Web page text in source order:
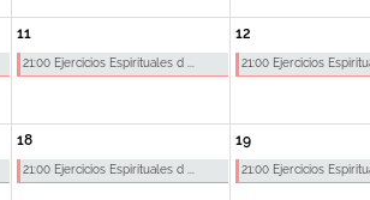
11
21:00 Ejercicios Espirituales d ...
12
21:00 Ejercicios
18
21:00 Ejercicios Espirituales d ...
19
21:00 Ejercicios